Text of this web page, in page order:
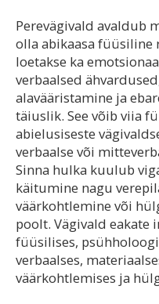
Perevägivald avaldub
olla abikaasa füüsiline
loetakse ka
verbaalsed
alavääristamine ja
täiuslik. See võib viia
abielusiseste
verbaalse või
Sinna hulka kuulub
käitumine nagu
väärkohtlemine või
poolt. Vägivald eakate
füüsilises,
verbaalses,
väärkohtlemises ja